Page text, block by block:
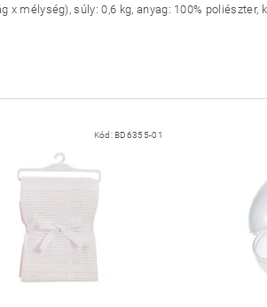
mélység), súly: 0,6 kg, anyag: 100% poliészter,
Kód: BD6355-01